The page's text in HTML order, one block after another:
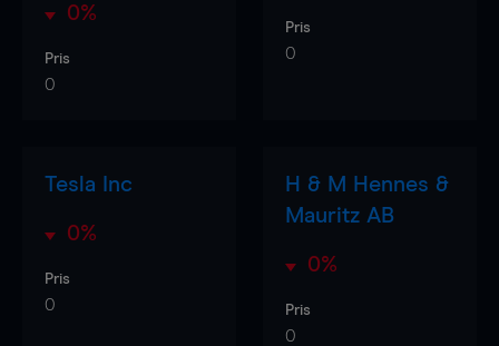
0%
Pris
0
Pris
0
Tesla Inc
0%
Pris
0
H & M Hennes &
Mauritz AB
0%
Pris
0